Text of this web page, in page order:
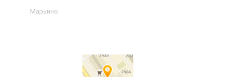
Марьино